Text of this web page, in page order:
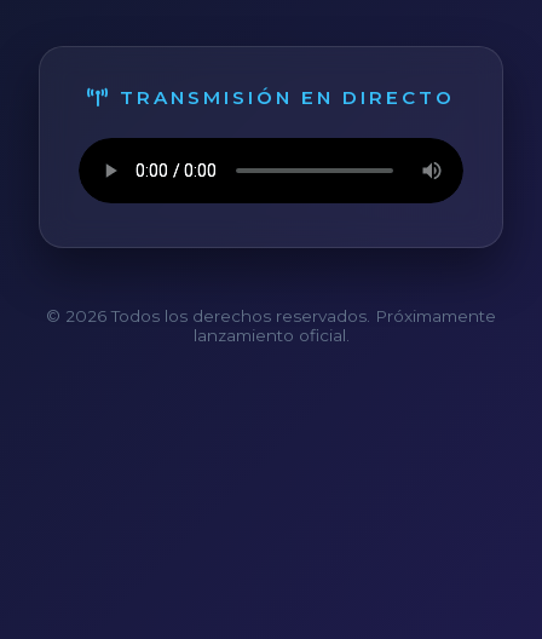
TRANSMISIÓN EN DIRECTO
© 2026 Todos los derechos reservados. Próximamente
lanzamiento oficial.